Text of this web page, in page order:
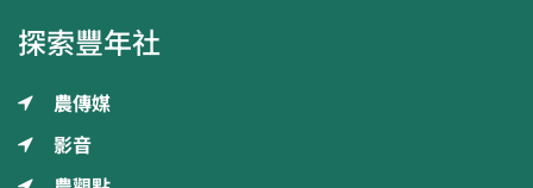
探索豐年社
農傳媒
影音